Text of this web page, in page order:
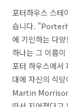
포터하우스 스테
습니다.
에 기인하는 다
하나는 그 이름
포터 하우스에서
대에 자신의 식
Martin Morrison